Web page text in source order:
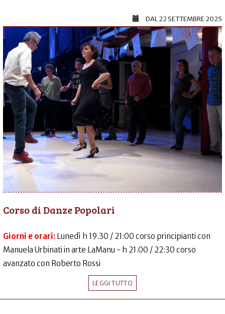
DAL22 SETTEMBRE 2025
Corso di Danze Popolari
Giorni e orari: Lunedì h 19.30 / 21:00 corso principianti con
Manuela Urbinati in arte LaManu - h 21.00 / 22:30 corso
avanzato con Roberto Rossi
LEGGI TUTTO